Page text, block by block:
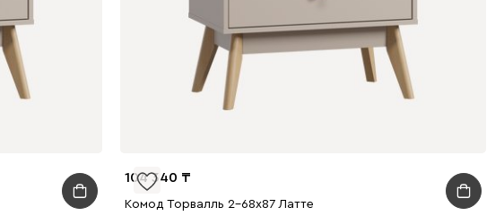
104 340
Комод Торвалль 2-68x87 Латте